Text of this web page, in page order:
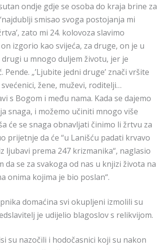
ondje gdje se osoba do kraja brine za
smisao svoga postojanja mi
zato mi 24. kolovoza slavimo
izgorio kao svijeća, za druge, on je u
u mnogo duljem životu, jer je
„’Ljubite jedni druge’ znači vršite
žene, muževi, roditelji…
s Bogom i među nama. Kada se dajemo
snaga, i možemo učiniti mnogo više
će se snaga obnavljati činimo li žrtvu za
prijetnje da će “u Lanišću padati krvavo
ljubavi prema 247 krizmanika“, naglasio
se za svakoga od nas u knjizi života na
onima kojima je bio poslan“.
domaćina svi okupljeni izmolili su
je udijelio blagoslov s relikvijom.
su nazočili i hodočasnici koji su nakon